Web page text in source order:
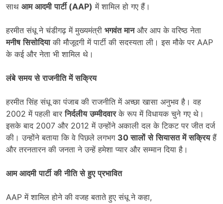
साथ आम आदमी पार्टी(AAP) में शामिल हो गए हैं।
हरमीत संधू ने चंडीगढ़ में मुख्यमंत्री भगवंत मानऔर आप के वरिष्ठ नेता
मनीष सिसोदियाकी मौजूदगी में पार्टी की सदस्यता ली। इस मौके पर AAP
के कई और नेता भी शामिल थे।
लंबे समय से राजनीति में सक्रिय
हरमीत सिंह संधू का पंजाब की राजनीति में अच्छा खासा अनुभव है। वह
2002 में पहली बारनिर्दलीय उम्मीदवारके रूप में विधायक चुने गए थे।
इसके बाद 2007 और 2012 में उन्होंने अकाली दल के टिकट पर जीत दर्ज
की। उन्होंने बताया कि वे पिछले लगभग 30सालों से सियासत में सक्रियहैं
और तरनतारन की जनता ने उन्हें हमेशा प्यार और सम्मान दिया है।
आम आदमी पार्टी की नीति से हुए प्रभावित
AAP में शामिल होने की वजह बताते हुए संधू ने कहा,